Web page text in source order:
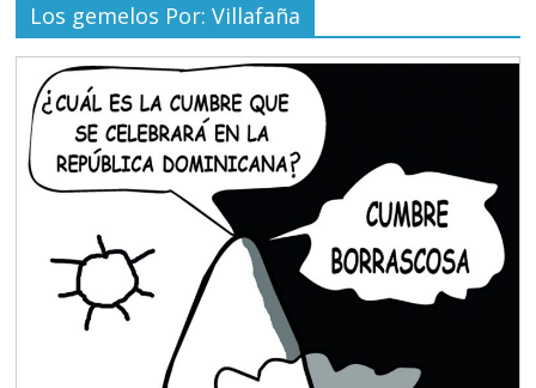
Los gemelos Por: Villafaña